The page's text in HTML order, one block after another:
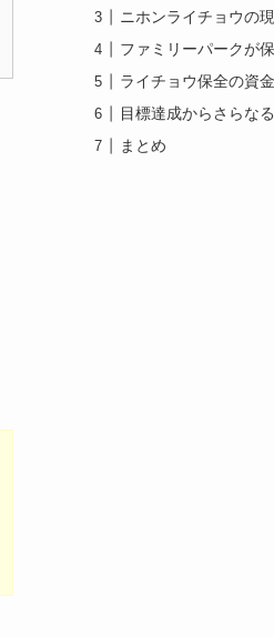
ニホンライチョウの
ファミリーパークが
ライチョウ保全の資
目標達成からさらな
まとめ